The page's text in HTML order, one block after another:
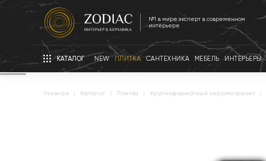
№1 в мире эксперт в современном
интерьере
КАТАЛОГ NEW ПЛИТКА САНТЕХНИКА МЕБЕЛЬ ИНТЕРЬЕРЫ
главная | каталог | плитка | крупноформатный керамогранит |